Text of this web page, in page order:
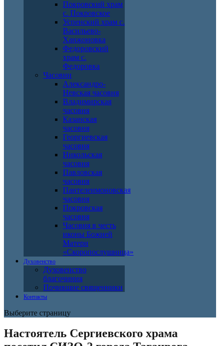
Покровский храм
с. Покровское
Успенский храм с.
Васильево-
Ханжоновка
Федоровский
храм с.
Федоровка
Часовни
Александро-
Невская часовня
Владимирская
часовня
Казанская
часовня
Георгиевская
часовня
Никольская
часовня
Павловская
часовня
Пантелеимоновская
часовня
Покровская
часовня
Часовня в честь
иконы Божией
Матери
«Скоропослушница»
Духовенство
Духовенство
благочиния
Почившие священники
Контакты
Выберите страницу
Настоятель Сергиевского храма